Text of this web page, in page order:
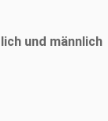
und männlich